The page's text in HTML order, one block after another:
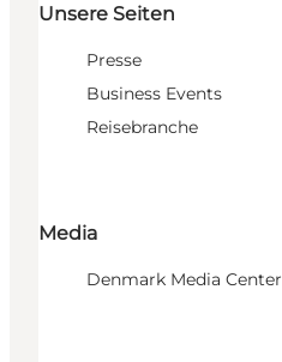
Unsere Seiten
Presse
Business Events
Reisebranche
Media
Denmark Media Center